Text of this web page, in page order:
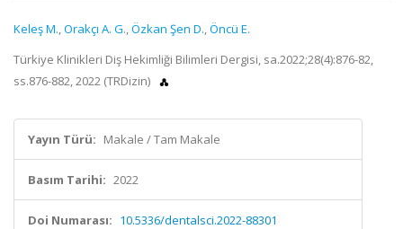
Keleş M.,Orakçı A. G.,Özkan Şen D.,Öncü E.
Türkiye Klinikleri Diş Hekimliği Bilimleri Dergisi, sa.2022;28(4):876-82,
ss.876-882, 2022 (TRDizin)
Yayın Türü: Makale / Tam Makale
Basım Tarihi: 2022
Doi Numarası: 10.5336/dentalsci.2022-88301